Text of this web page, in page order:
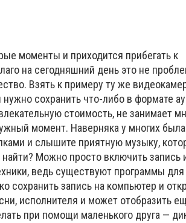
моменты и приходится прибегать к
на сегодняшний день это не
Взять к примеру ту же
нужно сохранить что-либо в формате
стоимость, не занимает
момент. Наверняка у многих была
и слышите приятную музыку,
Можно просто включить запись
ведь существуют программы для
сохранить запись на компьютер и
исполнителя и может отобразить
при помощи маленького друга —